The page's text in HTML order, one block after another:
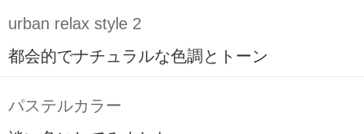
urban relax style 2
都会的でナチュラルな色調とトーン
パステルカラー